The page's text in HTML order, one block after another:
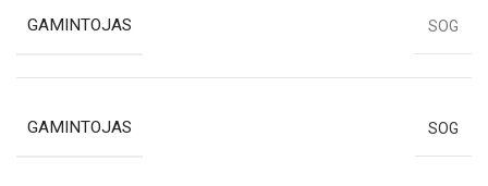
GAMINTOJAS SOG
GAMINTOJAS SOG